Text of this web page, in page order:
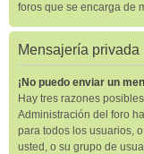
foros que se encarga de
Mensajería privada
¡No puedo enviar un
Hay tres razones
Administración del foro
para todos los usuarios,
usted, o su grupo de